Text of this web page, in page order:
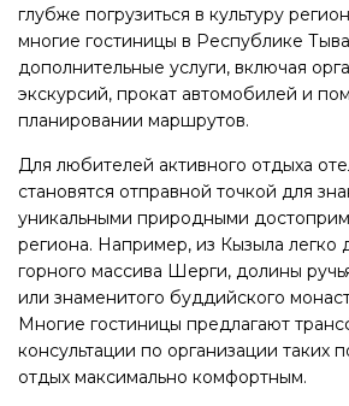
глубже погрузиться в культуру
многие гостиницы в Республике
дополнительные услуги, включая
экскурсий, прокат автомобилей и
планировании маршрутов.
Для любителей активного отдыха
становятся отправной точкой для
уникальными природными
региона. Например, из Кызыла легко
горного массива Шерги, долины
или знаменитого буддийского
Многие гостиницы предлагают
консультации по организации таких
отдых максимально комфортным.